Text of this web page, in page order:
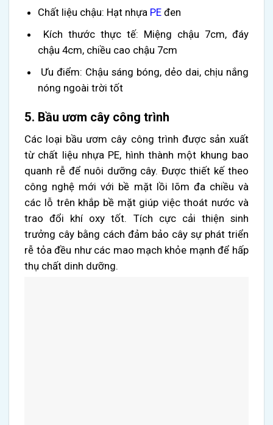
Chất liệu chậu: Hạt nhựa PE đen
Kích thước thực tế: Miệng chậu 7cm, đáy
chậu 4cm, chiều cao chậu 7cm
Ưu điểm: Chậu sáng bóng, dẻo dai, chịu nắng
nóng ngoài trời tốt
5. Bầu ươm cây công trình
Các loại bầu ươm cây công trình được sản xuất
từ chất liệu nhựa PE, hình thành một khung bao
quanh rễ để nuôi dưỡng cây. Được thiết kế theo
công nghệ mới với bề mặt lồi lõm đa chiều và
các lỗ trên khắp bề mặt giúp việc thoát nước và
trao đổi khí oxy tốt. Tích cực cải thiện sinh
trưởng cây bằng cách đảm bảo cây sự phát triển
rễ tỏa đều như các mao mạch khỏe mạnh để hấp
thụ chất dinh dưỡng.